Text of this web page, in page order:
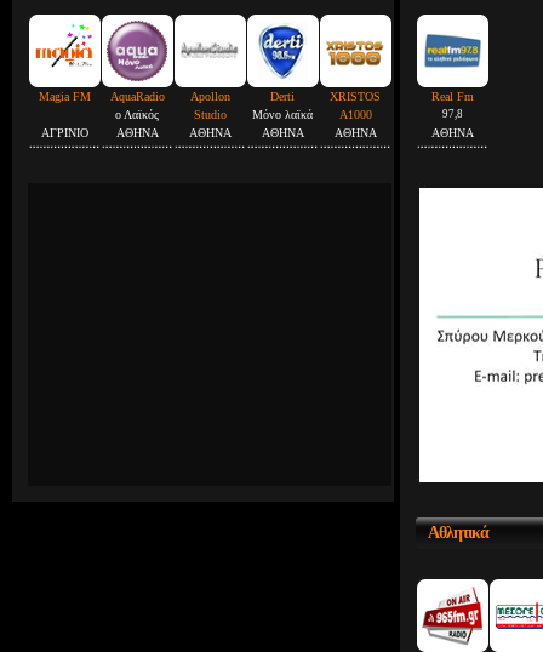
Magia FM
ΑΓΡΙΝΙΟ
AquaRadio
ο Λαϊκός
ΑΘΗΝΑ
Apollon
Studio
ΑΘΗΝΑ
Derti
Μόνο λαϊκά
ΑΘΗΝΑ
XRISTOS
A1000
ΑΘΗΝΑ
Real Fm
97,8
ΑΘΗΝΑ
Αθλητικά